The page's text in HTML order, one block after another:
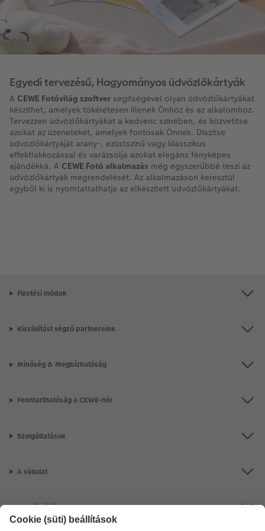
Egyedi tervezésű, Hagyományos üdvözlőkártyák
A CEWE Fotóvilág szoftver segítségével olyan üdvözlőkártyákat
készíthet, amelyek tökéletesen illenek Önhöz és az alkalomhoz.
Tervezzen üdvözlőkártyákat a kedvenc színében, és közvetítse
azokat az üzeneteket, amelyek fontosak Önnek. Díszítse
üdvözlőkártyáját arany-, ezüstszínű vagy klasszikus
effektlakkozással és varázsolja azokat elegáns fényképes
ajándékká. A CEWE Fotó alkalmazás még egyszerűbbé teszi az
üdvözlőkártyák megrendelését. Az alkalmazáson keresztül
egyből ki is nyomtattathatja az elkészített üdvözlőkártyákat.
Fizetési módok
Kiszállítást végző partnereink
Minőség & Megbízhatóság
Fenntarthatóság a CEWE-nél
Szolgáltatások
A vállalat
Termékkínálat